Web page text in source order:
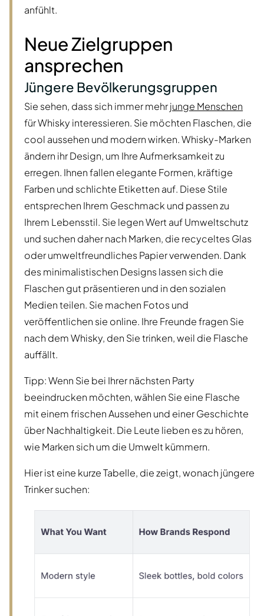
anfühlt.
Neue Zielgruppen
ansprechen
Jüngere Bevölkerungsgruppen
Sie sehen, dass sich immer mehrjunge Menschen
für Whisky interessieren. Sie möchten Flaschen, die
cool aussehen und modern wirken. Whisky-Marken
ändern ihr Design, um Ihre Aufmerksamkeit zu
erregen. Ihnen fallen elegante Formen, kräftige
Farben und schlichte Etiketten auf. Diese Stile
entsprechen Ihrem Geschmack und passen zu
Ihrem Lebensstil. Sie legen Wert auf Umweltschutz
und suchen daher nach Marken, die recyceltes Glas
oder umweltfreundliches Papier verwenden. Dank
des minimalistischen Designs lassen sich die
Flaschen gut präsentieren und in den sozialen
Medien teilen. Sie machen Fotos und
veröffentlichen sie online. Ihre Freunde fragen Sie
nach dem Whisky, den Sie trinken, weil die Flasche
auffällt.
Tipp: Wenn Sie bei Ihrer nächsten Party
beeindrucken möchten, wählen Sie eine Flasche
mit einem frischen Aussehen und einer Geschichte
über Nachhaltigkeit. Die Leute lieben es zu hören,
wie Marken sich um die Umwelt kümmern.
Hier ist eine kurze Tabelle, die zeigt, wonach jüngere
Trinker suchen: